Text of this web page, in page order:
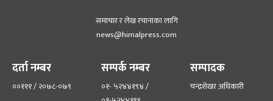
समाचार र लेख रचानाका लागि
news@himalpress.com
दर्ता नम्बर
००१११ / २०७८-०७९
सम्पर्क नम्बर
०१- ५२४४१९४ /
सम्पादक
चन्द्रशेखर अधिकारी